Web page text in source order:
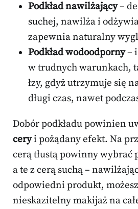
Podkład nawilżający–
suchej, nawilża i
zapewnia naturalny
Podkład wodoodporny–
w trudnych warunkach,
łzy, gdyż utrzymuje się
długi czas, nawet
Dobór podkładu powinien
ceryi pożądany efekt. Na
cerą tłustą powinny wybrać
a te z cerą suchą –
odpowiedni produkt,
nieskazitelny makijaż na